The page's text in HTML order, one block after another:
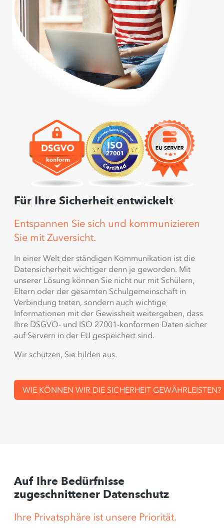
Für Ihre Sicherheit entwickelt
Entspannen Sie sich und kommunizieren
Sie mit Zuversicht.
In einer Welt der ständigen Kommunikation ist die
Datensicherheit wichtiger denn je geworden. Mit
unserer Lösung können Sie nicht nur mit Schülern,
Eltern oder der gesamten Schulgemeinschaft in
Verbindung treten, sondern auch wichtige
Informationen mit der Gewissheit weitergeben, dass
Ihre DSGVO- und ISO 27001-konformen Daten sicher
auf Servern in der EU gespeichert sind.
Wir schützen, Sie bilden aus.
WIE KÖNNEN WIR DIE SICHERHEIT GEWÄHRLEISTEN?
Auf Ihre Bedürfnisse
zugeschnittener Datenschutz
Ihre Privatsphäre ist unsere Priorität.